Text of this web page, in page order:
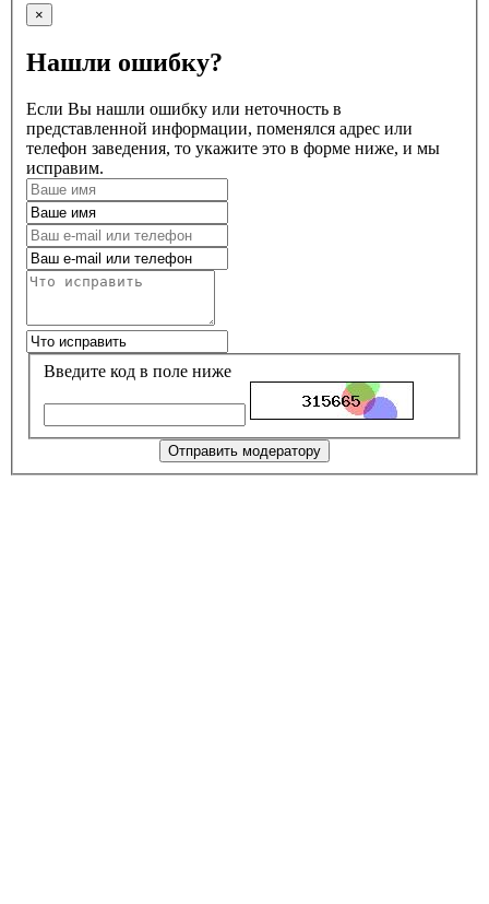
×
Нашли ошибку?
Если Вы нашли ошибку или неточность в
представленной информации, поменялся адрес или
телефон заведения, то укажите это в форме ниже, и мы
исправим.
Введите код в поле ниже
Отправить модератору